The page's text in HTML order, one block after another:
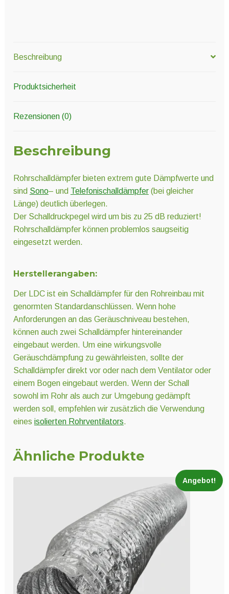
Beschreibung
Produktsicherheit
Rezensionen (0)
Beschreibung
Rohrschalldämpfer bieten extrem gute Dämpfwerte und
sind Sono– und Telefonischalldämpfer(bei gleicher
Länge) deutlich überlegen.
Der Schalldruckpegel wird um bis zu 25 dB reduziert!
Rohrschalldämpfer können problemlos saugseitig
eingesetzt werden.
Herstellerangaben:
Der LDC ist ein Schalldämpfer für den Rohreinbau mit
genormten Standardanschlüssen. Wenn hohe
Anforderungen an das Geräuschniveau bestehen,
können auch zwei Schalldämpfer hintereinander
eingebaut werden. Um eine wirkungsvolle
Geräuschdämpfung zu gewährleisten, sollte der
Schalldämpfer direkt vor oder nach dem Ventilator oder
einem Bogen eingebaut werden. Wenn der Schall
sowohl im Rohr als auch zur Umgebung gedämpft
werden soll, empfehlen wir zusätzlich die Verwendung
eines isolierten Rohrventilators.
Ähnliche Produkte
Angebot!